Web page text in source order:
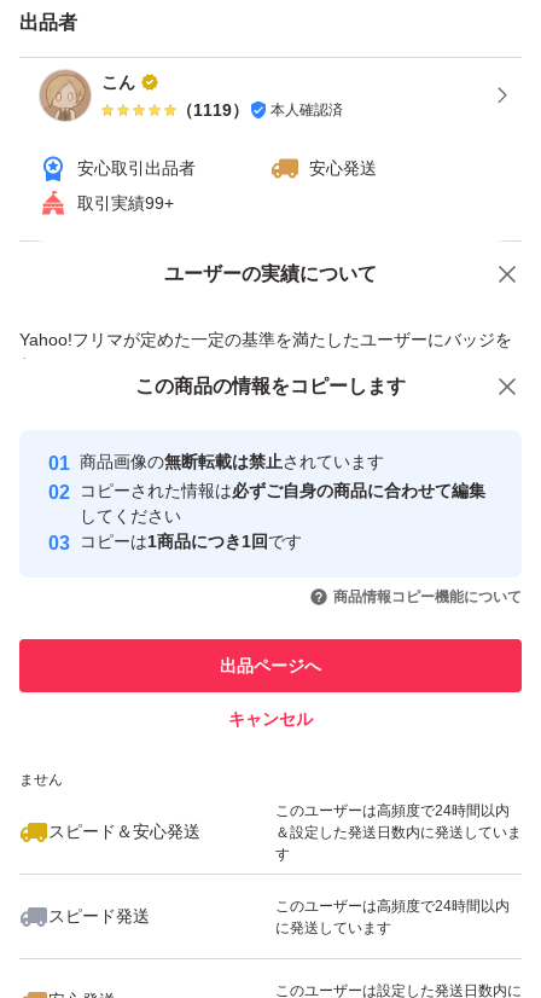
出品者
こん
（1119） 本人確認済
安心取引出品者
安心発送
取引実績99+
ユーザーの実績について
Yahoo!フリマが定めた一定の基準を満たしたユーザーにバッジを
付与しています
安心取引出品者
心・安全なユーザーです
取引実績
引を完了させた実績があります
での取引実績があります
ません
スピード＆安心発送
このユーザーは高頻度で24時間以内
＆設定した発送日数内に発送していま
す
スピード発送
このユーザーは高頻度で24時間以内
に発送しています
このユーザーは設定した発送日数内に
価格の相談 商品への質問
この商品の情報をコピーします
商品画像の無断転載は禁止されています
コピーされた情報は必ずご自身の商品に合わせて編集
してください
コピーは1商品につき1回です
商品情報コピー機能について
出品ページへ
キャンセル
この商品をみている人にオススメ
いいね！
2,250